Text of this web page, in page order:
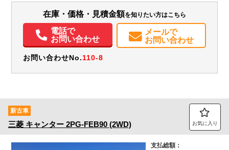
パワステ パワーウィンドウ ABS エアバッグ
集中ドアロック
電動格納ミラー
ETC バックモニター 取扱説明書（一部含む）
在庫・価格・見積金額を知りたい方はこちら
電話で
お問い合わせ
メールで
お問い合わせ
お問い合わせNo.110-8
新古車
三菱 キャンター 2PG-FEB90 (2WD) お気に入り
支払総額：